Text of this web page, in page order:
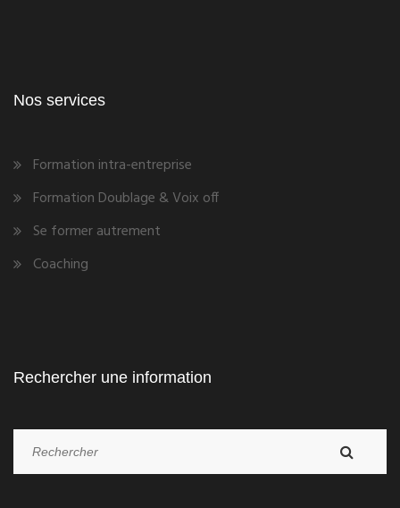
Nos services
Formation intra-entreprise
Formation Doublage & Voix off
Se former autrement
Coaching
Rechercher une information